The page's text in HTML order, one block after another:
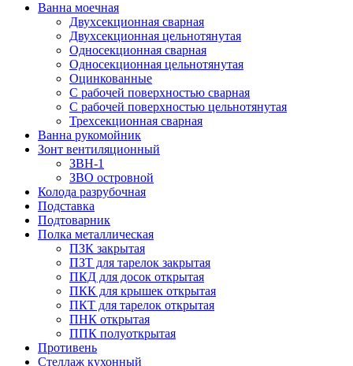
Ванна моечная
Двухсекционная сварная
Двухсекционная цельнотянутая
Односекционная сварная
Односекционная цельнотянутая
Оцинкованные
С рабочей поверхностью сварная
С рабочей поверхностью цельнотянутая
Трехсекционная сварная
Ванна рукомойник
Зонт вентиляционный
ЗВН-1
ЗВО островной
Колода разрубочная
Подставка
Подтоварник
Полка металлическая
ПЗК закрытая
ПЗТ для тарелок закрытая
ПКД для досок открытая
ПКК для крышек открытая
ПКТ для тарелок открытая
ПНК открытая
ППК полуоткрытая
Противень
Стеллаж кухонный